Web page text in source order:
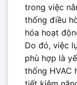
trong việc
thống điều
hóa hoạt
Do đó, việc
phù hợp là
thống HVAC